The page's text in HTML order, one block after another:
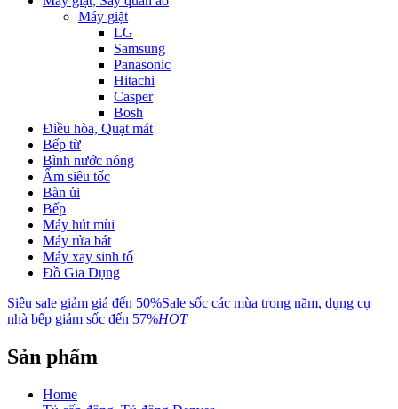
Máy giặt
LG
Samsung
Panasonic
Hitachi
Casper
Bosh
Điều hòa, Quạt mát
Bếp từ
Bình nước nóng
Ấm siêu tốc
Bàn ủi
Bếp
Máy hút mùi
Máy rửa bát
Máy xay sinh tố
Đồ Gia Dụng
Siêu sale giảm giá đến 50%Sale sốc các mùa trong năm, dụng cụ
nhà bếp giảm sốc đến 57%HOT
Sản phẩm
Home